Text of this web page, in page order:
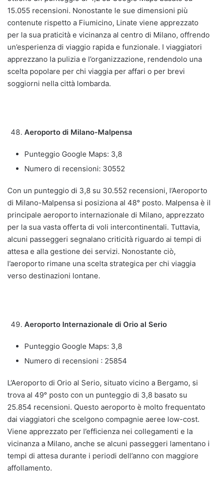
15.055 recensioni. Nonostante le sue dimensioni più
contenute rispetto a Fiumicino, Linate viene apprezzato
per la sua praticità e vicinanza al centro di Milano, offrendo
un’esperienza di viaggio rapida e funzionale. I viaggiatori
apprezzano la pulizia e l’organizzazione, rendendolo una
scelta popolare per chi viaggia per affari o per brevi
soggiorni nella città lombarda.
Aeroporto di Milano-Malpensa
Punteggio Google Maps: 3,8
Numero di recensioni: 30552
Con un punteggio di 3,8 su 30.552 recensioni, l’Aeroporto
di Milano-Malpensa si posiziona al 48° posto. Malpensa è il
principale aeroporto internazionale di Milano, apprezzato
per la sua vasta offerta di voli intercontinentali. Tuttavia,
alcuni passeggeri segnalano criticità riguardo ai tempi di
attesa e alla gestione dei servizi. Nonostante ciò,
l’aeroporto rimane una scelta strategica per chi viaggia
verso destinazioni lontane.
Aeroporto Internazionale di Orio al Serio
Punteggio Google Maps: 3,8
Numero di recensioni : 25854
L’Aeroporto di Orio al Serio, situato vicino a Bergamo, si
trova al 49° posto con un punteggio di 3,8 basato su
25.854 recensioni. Questo aeroporto è molto frequentato
dai viaggiatori che scelgono compagnie aeree low-cost.
Viene apprezzato per l’efficienza nei collegamenti e la
vicinanza a Milano, anche se alcuni passeggeri lamentano i
tempi di attesa durante i periodi dell’anno con maggiore
affollamento.